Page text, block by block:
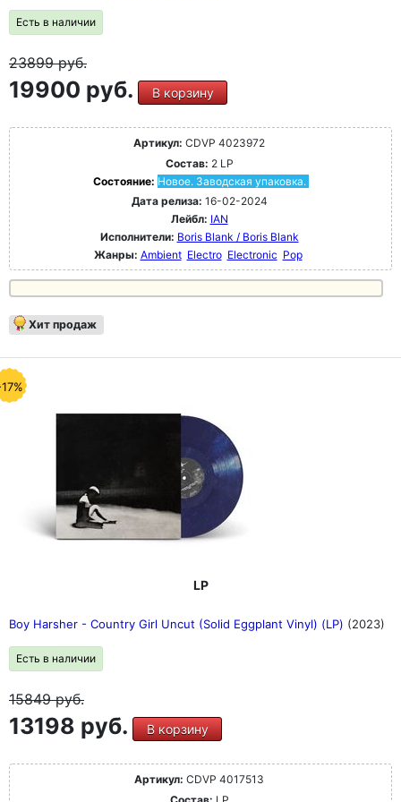
Есть в наличии
23899руб.
19900 руб. В корзину
Артикул: CDVP 4023972
Состав: 2 LP
Состояние: Новое. Заводская упаковка.
Дата релиза: 16-02-2024
Лейбл: IAN
Исполнители: Boris Blank / Boris Blank
Жанры: Ambient Electro Electronic Pop
Хит продаж
LP
Boy Harsher - Country Girl Uncut (Solid Eggplant Vinyl) (LP) (2023)
Есть в наличии
15849руб.
13198 руб. В корзину
Артикул: CDVP 4017513